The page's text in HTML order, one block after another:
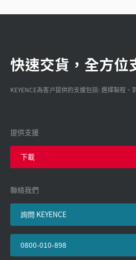
快速交貨，全方位
KEYENCE為客戸提供的支援包括: 選擇製程、
提供支援
下載
聯絡我們
詢問 KEYENCE
0800-010-898